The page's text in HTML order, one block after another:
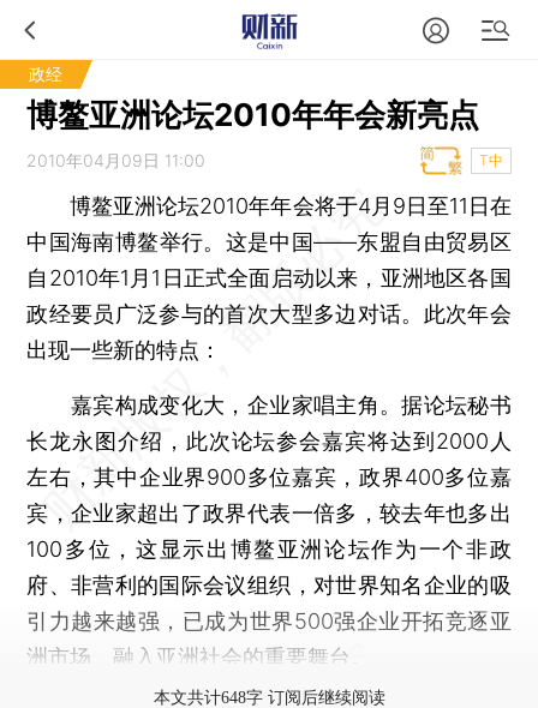
政经
博鳌亚洲论坛2010年年会新亮点
2010年04月09日 11:00 T中
博鳌亚洲论坛2010年年会将于4月9日至11日在
中国海南博鳌举行。这是中国——东盟自由贸易区
自2010年1月1日正式全面启动以来，亚洲地区各国
政经要员广泛参与的首次大型多边对话。此次年会
出现一些新的特点：
嘉宾构成变化大，企业家唱主角。据论坛秘书
长龙永图介绍，此次论坛参会嘉宾将达到2000人
左右，其中企业界900多位嘉宾，政界400多位嘉
宾，企业家超出了政界代表一倍多，较去年也多出
100多位，这显示出博鳌亚洲论坛作为一个非政
府、非营利的国际会议组织，对世界知名企业的吸
引力越来越强，已成为世界500强企业开拓竞逐亚
洲市场、融入亚洲社会的重要舞台。
本文共计648字 订阅后继续阅读